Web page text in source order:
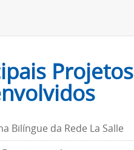
Projetos
Bilíngue da Rede La Salle